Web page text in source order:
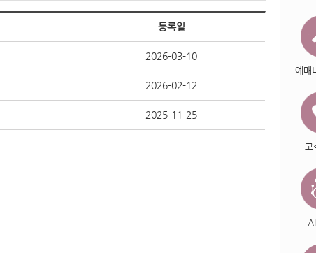
등록일
2026-03-10
2026-02-12
2025-11-25
예매
고